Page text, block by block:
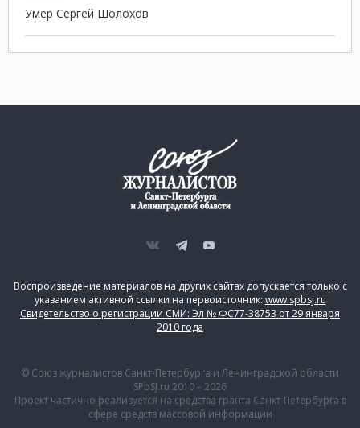
Умер Сергей Шолохов
Воспроизведение материалов на других сайтах допускается только с
указанием активной ссылки на первоисточник: www.spbsj.ru
Свидетельство о регистрации СМИ: Эл № ФС77-38753 от 29 января
2010 года
© Союз журналистов Санкт-Петербурга и Ленинградской области
SPbSJ.ru 2010 – 2026
Проект частично реализуется на средства гранта Санкт-Петербурга в
сфере средств массовой информации